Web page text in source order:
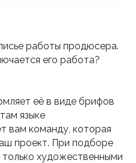
работы продюсера.
его работа?
её в виде брифов
языке
вам команду, которая
проект. При подборе
художественными